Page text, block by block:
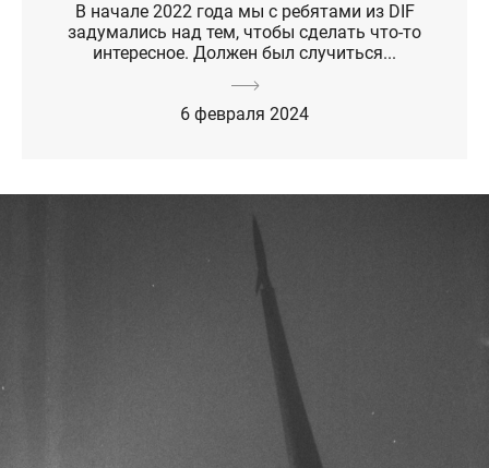
В начале 2022 года мы с ребятами из DIF
задумались над тем, чтобы сделать что-то
интересное. Должен был случиться...
6 февраля 2024